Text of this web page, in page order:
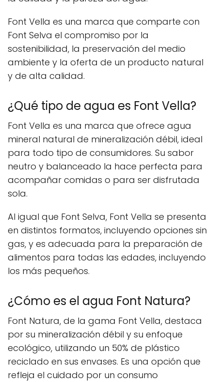
Font Vella es una marca que comparte con
Font Selva el compromiso por la
sostenibilidad, la preservación del medio
ambiente y la oferta de un producto natural
y de alta calidad.
¿Qué tipo de agua es Font Vella?
Font Vella es una marca que ofrece agua
mineral natural de mineralización débil, ideal
para todo tipo de consumidores. Su sabor
neutro y balanceado la hace perfecta para
acompañar comidas o para ser disfrutada
sola.
Al igual que Font Selva, Font Vella se presenta
en distintos formatos, incluyendo opciones sin
gas, y es adecuada para la preparación de
alimentos para todas las edades, incluyendo
los más pequeños.
¿Cómo es el agua Font Natura?
Font Natura, de la gama Font Vella, destaca
por su mineralización débil y su enfoque
ecológico, utilizando un 50% de plástico
reciclado en sus envases. Es una opción que
refleja el cuidado por un consumo